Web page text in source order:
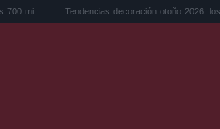
Tendencias decoración otoño 2026: los colores y es...